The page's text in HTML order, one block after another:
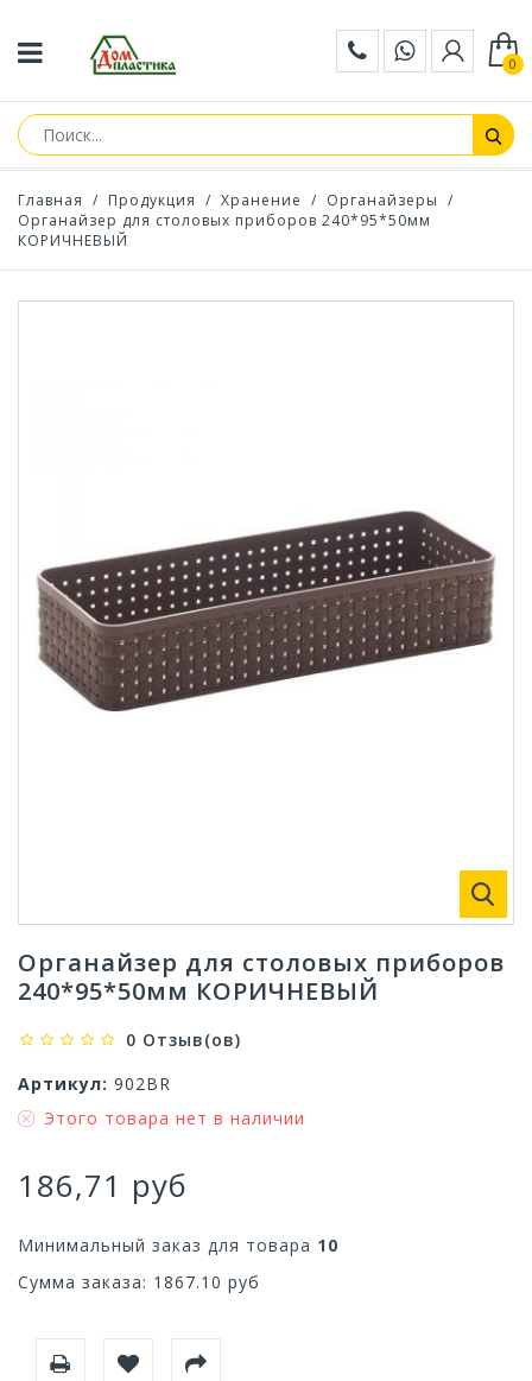
0
Главная / Продукция / Хранение / Органайзеры /
Органайзер для столовых приборов 240*95*50мм
КОРИЧНЕВЫЙ
Органайзер для столовых приборов
240*95*50мм КОРИЧНЕВЫЙ
0 Отзыв(ов)
Артикул: 902BR
Этого товара нет в наличии
186,71 руб
Минимальный заказ для товара 10
Сумма заказа: 1867.10 руб